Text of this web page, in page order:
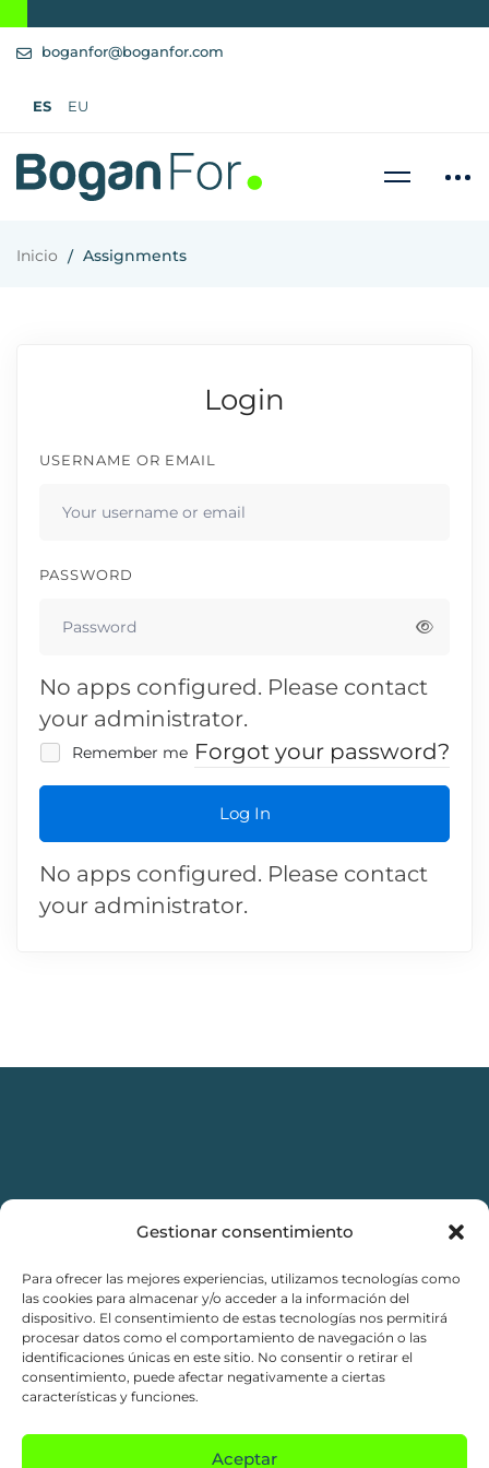
Gestionar consentimiento
Para ofrecer las mejores experiencias, utilizamos tecnologías como
las cookies para almacenar y/o acceder a la información del
dispositivo. El consentimiento de estas tecnologías nos permitirá
procesar datos como el comportamiento de navegación o las
identificaciones únicas en este sitio. No consentir o retirar el
consentimiento, puede afectar negativamente a ciertas
características y funciones.
Aceptar
boganfor@boganfor.com
ES EU
Inicio Assignments
Login
USERNAME OR EMAIL
PASSWORD
No apps configured. Please contact
your administrator.
Remember me Forgot your password?
Log In
No apps configured. Please contact
your administrator.
Aviso legal
Política de privacidad
Política de Cookies